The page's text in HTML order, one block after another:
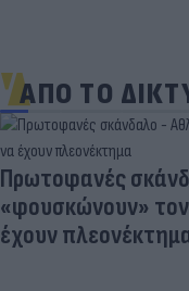
ΑΠΟ ΤΟ
Πρωτοφανές
«φουσκώνουν»
έχουν